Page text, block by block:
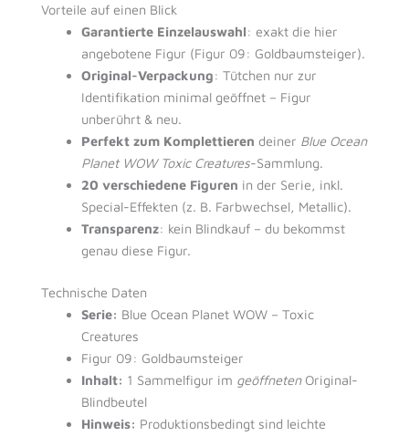
Vorteile auf einen Blick
Garantierte Einzelauswahl: exakt die hier
angebotene Figur (Figur 09: Goldbaumsteiger).
Original-Verpackung: Tütchen nur zur
Identifikation minimal geöffnet – Figur
unberührt & neu.
Perfekt zum Komplettieren deiner Blue Ocean
Planet WOW Toxic Creatures-Sammlung.
20 verschiedene Figuren in der Serie, inkl.
Special-Effekten (z. B. Farbwechsel, Metallic).
Transparenz: kein Blindkauf – du bekommst
genau diese Figur.
Technische Daten
Serie: Blue Ocean Planet WOW – Toxic
Creatures
Figur 09: Goldbaumsteiger
Inhalt: 1 Sammelfigur im geöffnetenOriginal-
Blindbeutel
Hinweis: Produktionsbedingt sind leichte